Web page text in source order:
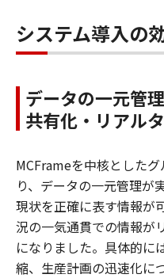
システム導入の
データの一元管
共有化・リアル
MCFrameを中核とした
り、データの一元管理が
現状を正確に表す情報が
況の一気通貫での情報が
になりました。具体的に
縮、生産計画の迅速化に